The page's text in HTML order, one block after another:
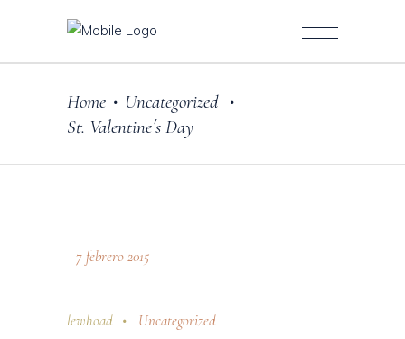
Home • Uncategorized •
St. Valentine´s Day
7 febrero 2015
lewhoad Uncategorized